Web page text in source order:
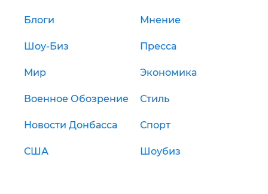
Блоги Мнение
Шоу-Биз Пресса
Мир Экономика
Военное Обозрение Стиль
Новости Донбасса Спорт
США Шоубиз